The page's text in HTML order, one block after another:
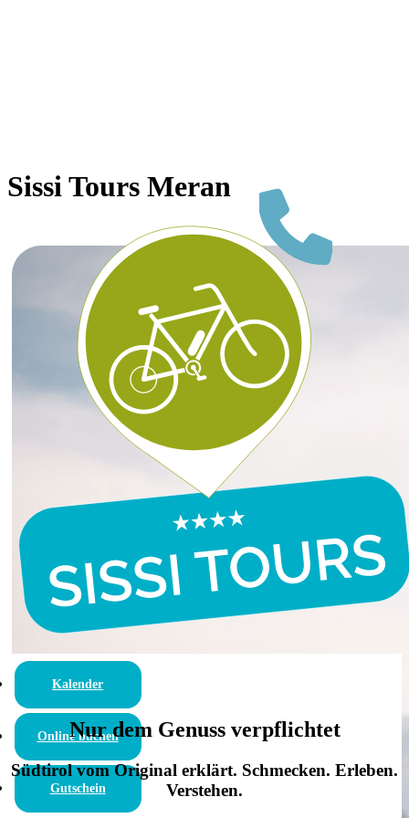
Sissi Tours Meran
Kalender
Online buchen
Gutschein
Nur dem Genuss verpflichtet
Südtirol vom Original erklärt. Schmecken. Erleben.
Verstehen.